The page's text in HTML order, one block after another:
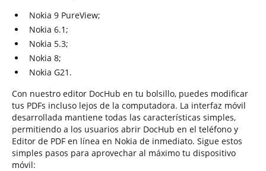
Nokia 9 PureView;
Nokia 6.1;
Nokia 5.3;
Nokia 8;
Nokia G21.
Con nuestro editor DocHub en tu bolsillo, puedes modificar
tus PDFs incluso lejos de la computadora. La interfaz móvil
desarrollada mantiene todas las características simples,
permitiendo a los usuarios abrir DocHub en el teléfono y
Editor de PDF en línea en Nokia de inmediato. Sigue estos
simples pasos para aprovechar al máximo tu dispositivo
móvil: